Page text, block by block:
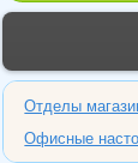
Отделы
Офисные